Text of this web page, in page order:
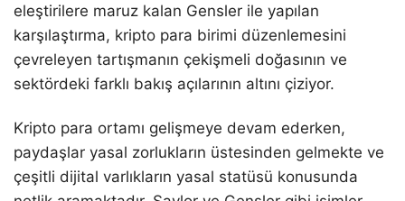
eleştirilere maruz kalan Gensler ile yapılan
karşılaştırma, kripto para birimi düzenlemesini
çevreleyen tartışmanın çekişmeli doğasının ve
sektördeki farklı bakış açılarının altını çiziyor.
Kripto para ortamı gelişmeye devam ederken,
paydaşlar yasal zorlukların üstesinden gelmekte ve
çeşitli dijital varlıkların yasal statüsü konusunda